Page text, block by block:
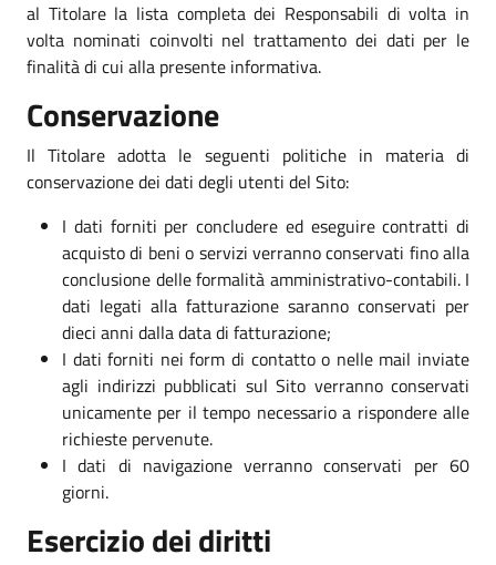
al Titolare la lista completa dei Responsabili di volta in
volta nominati coinvolti nel trattamento dei dati per le
finalità di cui alla presente informativa.
Conservazione
Il Titolare adotta le seguenti politiche in materia di
conservazione dei dati degli utenti del Sito:
I dati forniti per concludere ed eseguire contratti di
acquisto di beni o servizi verranno conservati fino alla
conclusione delle formalità amministrativo-contabili. I
dati legati alla fatturazione saranno conservati per
dieci anni dalla data di fatturazione;
I dati forniti nei form di contatto o nelle mail inviate
agli indirizzi pubblicati sul Sito verranno conservati
unicamente per il tempo necessario a rispondere alle
richieste pervenute.
I dati di navigazione verranno conservati per 60
giorni.
Esercizio dei diritti